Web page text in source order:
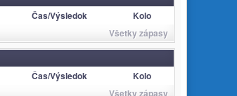
Čas/Výsledok
Kolo
Všetky zápasy
Čas/Výsledok
Kolo
Všetky zápasy